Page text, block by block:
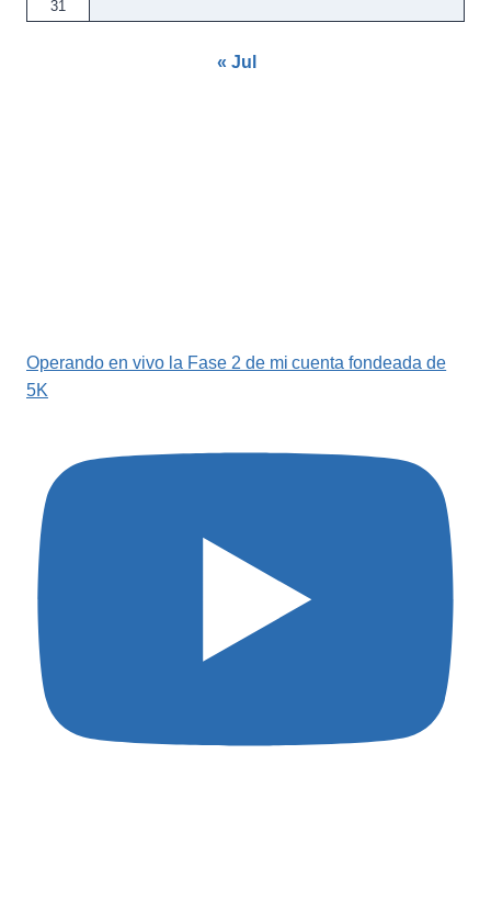
31
« Jul
Operando en vivo la Fase 2 de mi cuenta fondeada de
5K